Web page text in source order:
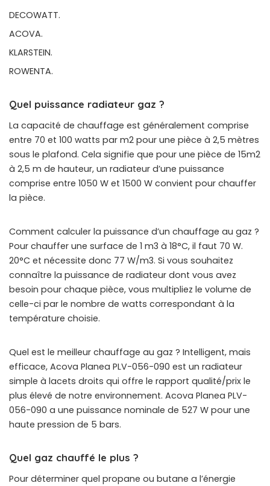
DECOWATT.
ACOVA.
KLARSTEIN.
ROWENTA.
Quel puissance radiateur gaz ?
La capacité de chauffage est généralement comprise
entre 70 et 100 watts par m2 pour une pièce à 2,5 mètres
sous le plafond. Cela signifie que pour une pièce de 15m2
à 2,5 m de hauteur, un radiateur d’une puissance
comprise entre 1050 W et 1500 W convient pour chauffer
la pièce.
Comment calculer la puissance d’un chauffage au gaz ?
Pour chauffer une surface de 1 m3 à 18°C, il faut 70 W.
20°C et nécessite donc 77 W/m3. Si vous souhaitez
connaître la puissance de radiateur dont vous avez
besoin pour chaque pièce, vous multipliez le volume de
celle-ci par le nombre de watts correspondant à la
température choisie.
Quel est le meilleur chauffage au gaz ? Intelligent, mais
efficace, Acova Planea PLV-056-090 est un radiateur
simple à lacets droits qui offre le rapport qualité/prix le
plus élevé de notre environnement. Acova Planea PLV-
056-090 a une puissance nominale de 527 W pour une
haute pression de 5 bars.
Quel gaz chauffé le plus ?
Pour déterminer quel propane ou butane a l’énergie